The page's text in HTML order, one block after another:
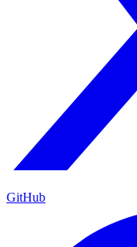
GitHub